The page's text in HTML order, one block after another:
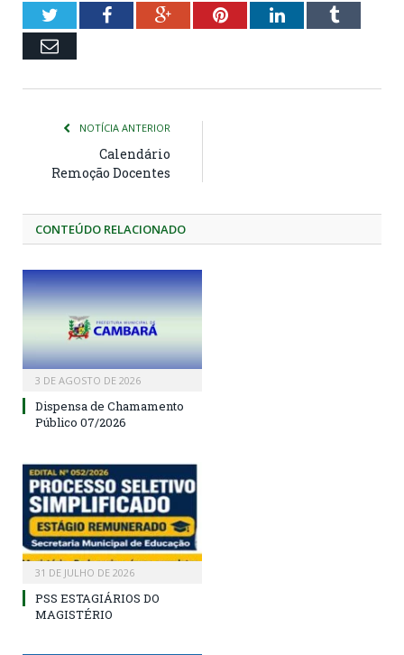
TwitterFacebookGoogle+PinterestLinkedInTumblr
Email
NOTÍCIA ANTERIOR
Calendário
Remoção Docentes
CONTEÚDO RELACIONADO
3 DE AGOSTO DE 2026
Dispensa de Chamamento
Público 07/2026
31 DE JULHO DE 2026
PSS ESTAGIÁRIOS DO
MAGISTÉRIO